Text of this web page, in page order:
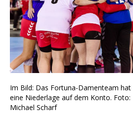
Im Bild: Das Fortuna-Damenteam hat
eine Niederlage auf dem Konto.
Michael Scharf